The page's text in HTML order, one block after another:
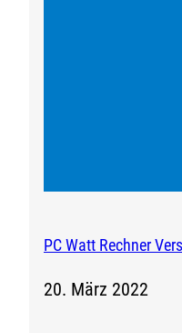
PC Watt Rechner
20. März 2022